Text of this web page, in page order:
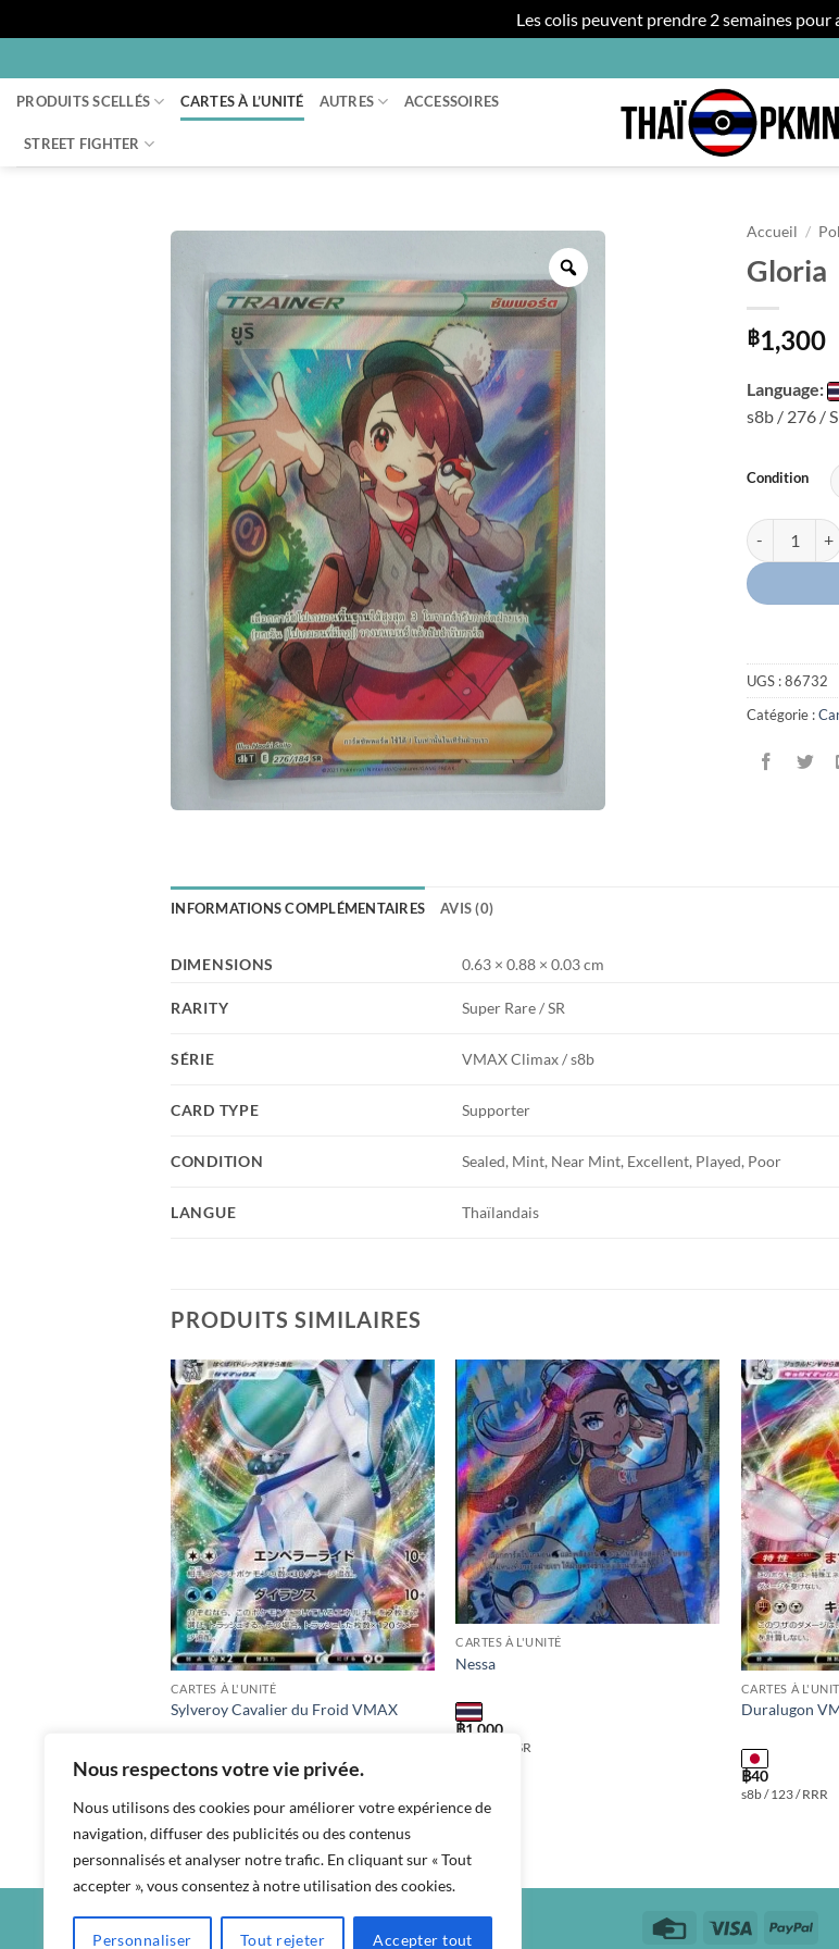
Nous respectons votre vie privée.
Nous utilisons des cookies pour améliorer votre expérience de
navigation, diffuser des publicités ou des contenus
personnalisés et analyser notre trafic. En cliquant sur « Tout
accepter », vous consentez à notre utilisation des cookies.
Personnaliser Tout rejeter Accepter tout
Les colis peuvent prendre 2 semaines pour
au
contenu
PRODUITS SCELLÉS CARTES À L’UNITÉ AUTRES ACCESSOIRES
STREET FIGHTER
Zoom
Accueil /
Gloria
฿1,300
Language:
s8b / 276 /
Condition
quantité de
UGS :86732
Catégorie :
INFORMATIONS COMPLÉMENTAIRES AVIS (0)
DIMENSIONS 0.63 × 0.88 × 0.03 cm
RARITY Super Rare / SR
SÉRIE VMAX Climax / s8b
CARD TYPE Supporter
CONDITION Sealed, Mint, Near Mint, Excellent, Played, Poor
LANGUE Thaïlandais
PRODUITS SIMILAIRES
Add to
wishlist
CARTES À L'UNITÉ
Sylveroy Cavalier du Froid VMAX
฿40
Add to
wishlist
CARTES À L'UNITÉ
Nessa
฿1,000
s8b / 277 / SR
CARTES À
Duralugon
฿40
s8b / 123 / RRR
Credit
Visa